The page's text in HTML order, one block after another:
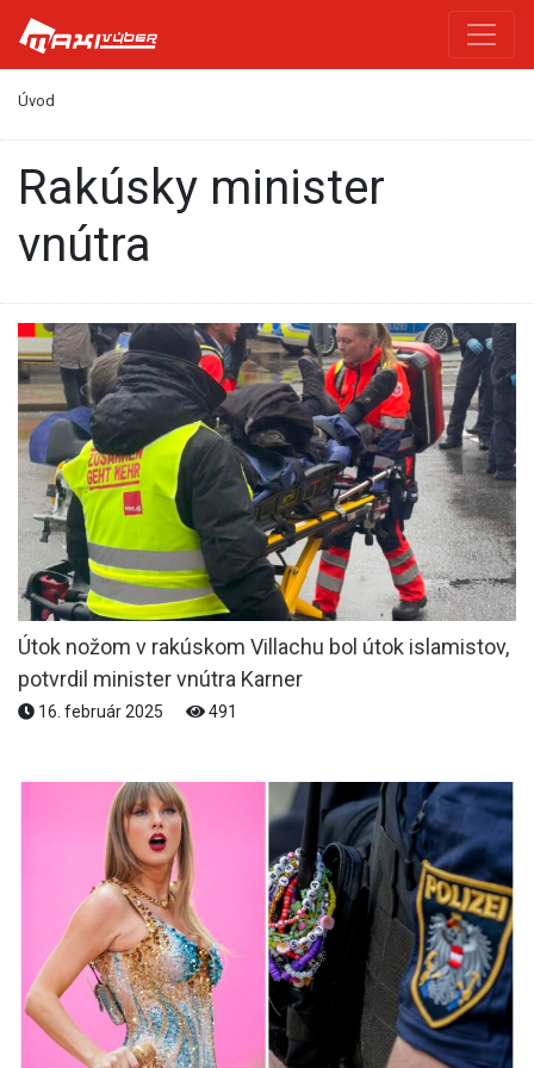
Úvod
Rakúsky minister
vnútra
Útok nožom v rakúskom Villachu bol útok islamistov,
potvrdil minister vnútra Karner
16. február 2025 491